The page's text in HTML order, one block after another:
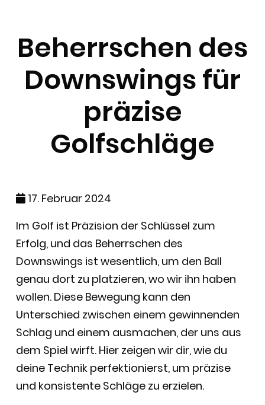
Beherrschen des
Downswings für
präzise
Golfschläge
17. Februar 2024
Im Golf ist Präzision der Schlüssel zum
Erfolg, und das Beherrschen des
Downswings ist wesentlich, um den Ball
genau dort zu platzieren, wo wir ihn haben
wollen. Diese Bewegung kann den
Unterschied zwischen einem gewinnenden
Schlag und einem ausmachen, der uns aus
dem Spiel wirft. Hier zeigen wir dir, wie du
deine Technik perfektionierst, um präzise
und konsistente Schläge zu erzielen.